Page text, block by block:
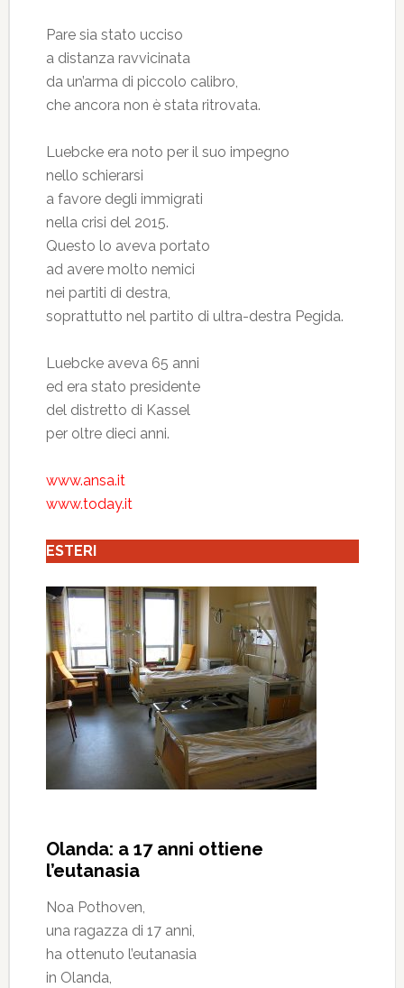
Pare sia stato ucciso
a distanza ravvicinata
da un’arma di piccolo calibro,
che ancora non è stata ritrovata.
Luebcke era noto per il suo impegno
nello schierarsi
a favore degli immigrati
nella crisi del 2015.
Questo lo aveva portato
ad avere molto nemici
nei partiti di destra,
soprattutto nel partito di ultra-destra Pegida.
Luebcke aveva 65 anni
ed era stato presidente
del distretto di Kassel
per oltre dieci anni.
www.ansa.it
www.today.it
ESTERI
Olanda: a 17 anni ottiene
l’eutanasia
Noa Pothoven,
una ragazza di 17 anni,
ha ottenuto l’eutanasia
in Olanda,